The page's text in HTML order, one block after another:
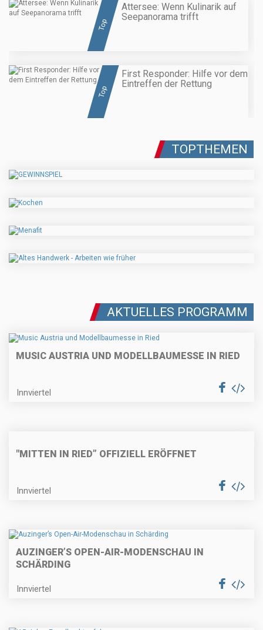
Top
Attersee: Wenn Kulinarik auf
Seepanorama trifft
Top
First Responder: Hilfe vor dem
Eintreffen der Rettung
TOPTHEMEN
AKTUELLES PROGRAMM
MUSIC AUSTRIA UND MODELLBAUMESSE IN RIED
Innviertel
"MITTEN IN RIED” OFFIZIELL ERÖFFNET
Innviertel
AUZINGER’S OPEN-AIR-MODENSCHAU IN
SCHÄRDING
Innviertel